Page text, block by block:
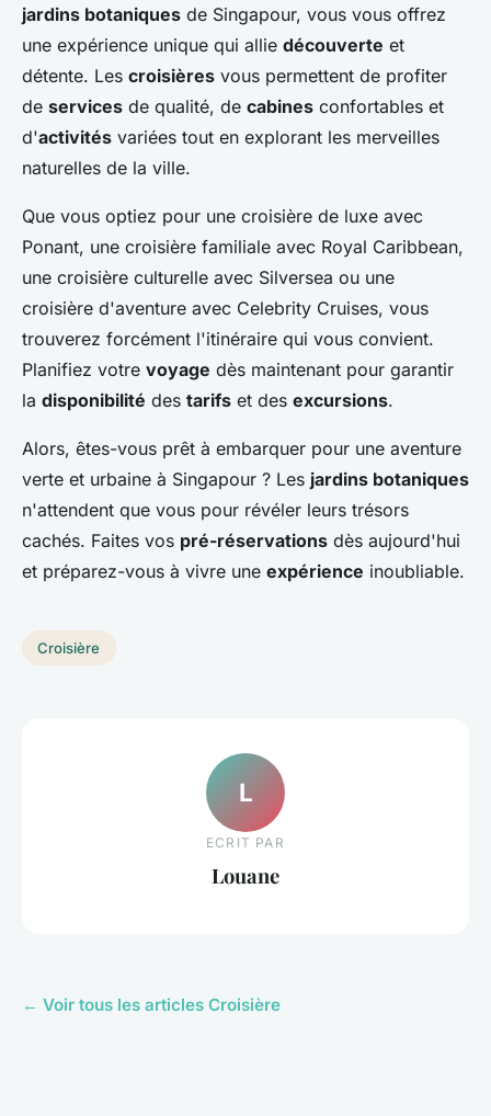
jardins botaniques de Singapour, vous vous offrez
une expérience unique qui allie découverte et
détente. Les croisières vous permettent de profiter
de services de qualité, de cabines confortables et
d'activités variées tout en explorant les merveilles
naturelles de la ville.
Que vous optiez pour une croisière de luxe avec
Ponant, une croisière familiale avec Royal Caribbean,
une croisière culturelle avec Silversea ou une
croisière d'aventure avec Celebrity Cruises, vous
trouverez forcément l'itinéraire qui vous convient.
Planifiez votre voyage dès maintenant pour garantir
la disponibilité des tarifs et des excursions.
Alors, êtes-vous prêt à embarquer pour une aventure
verte et urbaine à Singapour ? Les jardins botaniques
n'attendent que vous pour révéler leurs trésors
cachés. Faites vos pré-réservations dès aujourd'hui
et préparez-vous à vivre une expérience inoubliable.
Croisière
L
ECRIT PAR
Louane
← Voir tous les articles Croisière